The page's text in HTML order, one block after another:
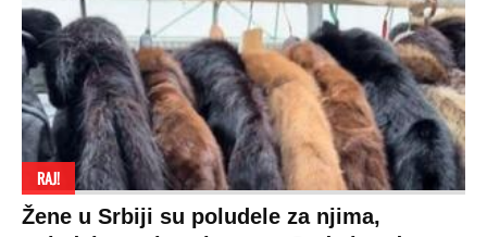
SPREMITE SE
Za posnu slavsku trpezu ove godine treba
izdvojiti ozbiljnu sumu novca: Nečija cela
plata ode na svega 20 gostiju